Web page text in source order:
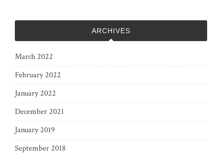
ARCHIVES
March 2022
February 2022
January 2022
December 2021
January 2019
September 2018